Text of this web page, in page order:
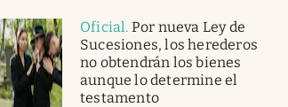
Oficial. Por nueva Ley de
Sucesiones, los herederos
no obtendrán los bienes
aunque lo determine el
testamento